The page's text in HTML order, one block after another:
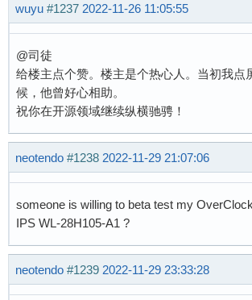
wuyu #1237 2022-11-26 11:05:55
@司徒
给楼主点个赞。楼主是个热心人。当初我点
候，他曾好心相助。
祝你在开源领域继续纵横驰骋！
neotendo #1238 2022-11-29 21:07:06
someone is willing to beta test my
IPS WL-28H105-A1 ?
neotendo #1239 2022-11-29 23:33:28